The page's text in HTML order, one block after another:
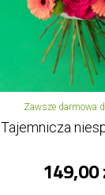
Zawsze darmowa
Tajemnicza
149,00